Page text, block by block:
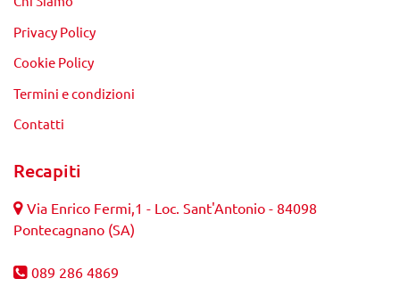
Privacy Policy
Cookie Policy
Termini e condizioni
Contatti
Recapiti
Via Enrico Fermi,1 - Loc. Sant'Antonio - 84098
Pontecagnano (SA)
089 286 4869